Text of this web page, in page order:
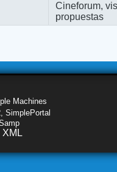
Cineforum,
propuestas
Machines
SimplePortal
XML